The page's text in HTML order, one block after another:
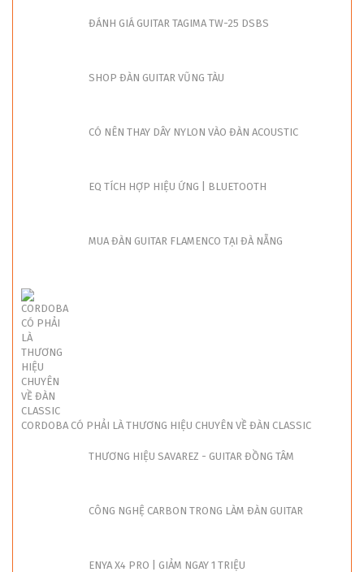
ĐÁNH GIÁ GUITAR TAGIMA TW-25 DSBS
SHOP ĐÀN GUITAR VŨNG TÀU
CÓ NÊN THAY DÂY NYLON VÀO ĐÀN ACOUSTIC
EQ TÍCH HỢP HIỆU ỨNG | BLUETOOTH
MUA ĐÀN GUITAR FLAMENCO TẠI ĐÀ NẴNG
CORDOBA CÓ PHẢI LÀ THƯƠNG HIỆU CHUYÊN VỀ ĐÀN CLASSIC
THƯƠNG HIỆU SAVAREZ - GUITAR ĐỒNG TÂM
CÔNG NGHỆ CARBON TRONG LÀM ĐÀN GUITAR
ENYA X4 PRO | GIẢM NGAY 1 TRIỆU